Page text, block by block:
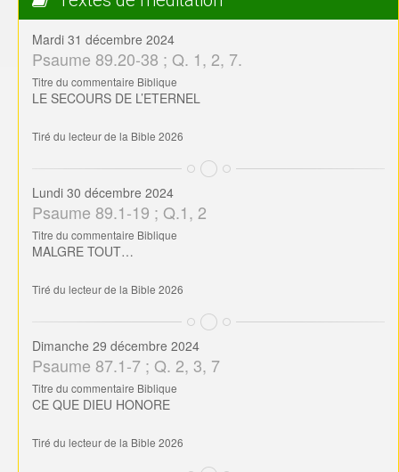
Mardi 31 décembre 2024
Psaume 89.20-38 ; Q. 1, 2, 7.
Titre du commentaire Biblique
LE SECOURS DE L’ETERNEL
Tiré du lecteur de la Bible 2026
Lundi 30 décembre 2024
Psaume 89.1-19 ; Q.1, 2
Titre du commentaire Biblique
MALGRE TOUT…
Tiré du lecteur de la Bible 2026
Dimanche 29 décembre 2024
Psaume 87.1-7 ; Q. 2, 3, 7
Titre du commentaire Biblique
CE QUE DIEU HONORE
Tiré du lecteur de la Bible 2026